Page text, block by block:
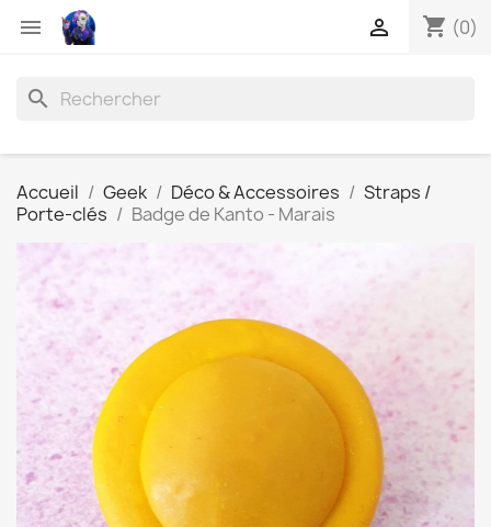
 shopping_cart (0)

search
Accueil Geek Déco & Accessoires
Straps /
Porte-clés
Badge de Kanto - Marais